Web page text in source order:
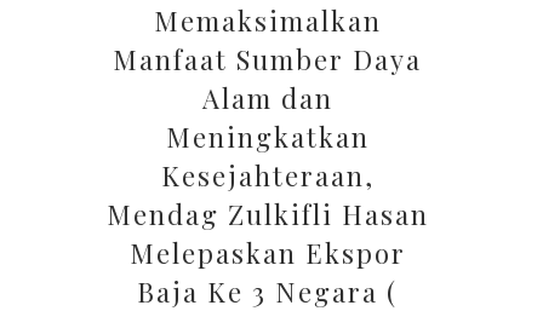
Memaksimalkan
Manfaat Sumber Daya
Alam dan
Meningkatkan
Kesejahteraan,
Mendag Zulkifli Hasan
Melepaskan Ekspor
Baja Ke 3 Negara (